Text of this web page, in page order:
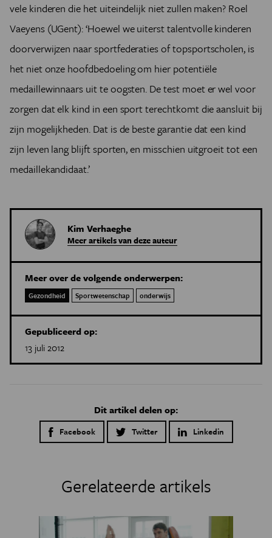
vele kinderen die het uiteindelijk niet zullen maken? Roel
Vaeyens (UGent): ‘Hoewel we uiterst talentvolle kinderen
doorverwijzen naar sportfederaties of topsportscholen, is
het niet onze hoofdbedoeling om hier potentiële
medaillewinnaars uit te oogsten. De test moet er wel voor
zorgen dat elk kind in een sport terechtkomt die aansluit bij
zijn mogelijkheden. Dat is de beste garantie dat een kind
zijn leven lang blijft sporten, en misschien uitgroeit tot een
medaillekandidaat.’
Kim Verhaeghe
Meer artikels van deze auteur
Meer over de volgende onderwerpen:
Gezondheid Sportwetenschap onderwijs
Gepubliceerd op:
13 juli 2012
Dit artikel delen op:
Facebook Twitter Linkedin
Gerelateerde artikels